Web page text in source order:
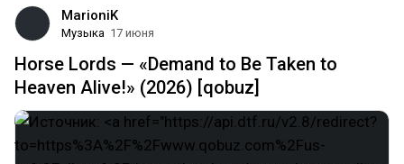
MarioniK
Музыка 17 июня
Horse Lords — «Demand to Be Taken to
Heaven Alive!» (2026) [qobuz]